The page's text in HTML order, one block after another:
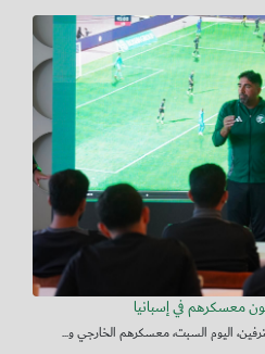
معسكرهم في إسبانيا
اليوم السبت، معسكرهم الخارجي و...